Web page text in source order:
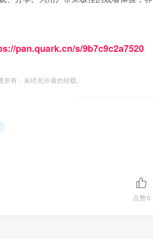
pan.quark.cn/s/9b7c9c2a7520
有，未经允许请勿转载。
点赞0